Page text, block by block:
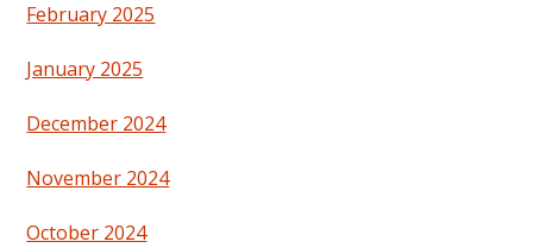
February 2025
January 2025
December 2024
November 2024
October 2024